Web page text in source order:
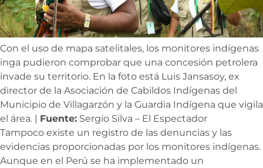
Con el uso de mapa satelitales, los monitores indígenas
inga pudieron comprobar que una concesión petrolera
invade su territorio. En la foto está Luis Jansasoy, ex
director de la Asociación de Cabildos Indígenas del
Municipio de Villagarzón y la Guardia Indígena que vigila
el área. | Fuente: Sergio Silva – El Espectador
Tampoco existe un registro de las denuncias y las
evidencias proporcionadas por los monitores indígenas.
Aunque en el Perú se ha implementado un